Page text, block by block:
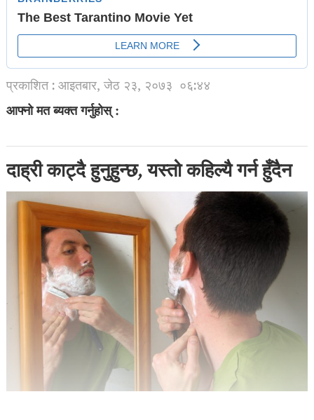
प्रकाशित : आइतबार, जेठ २३, २०७३ ०६:४४
आफ्नो मत ब्यक्त गर्नुहोस् :
दाह्री काट्दै हुनुहुन्छ, यस्तो कहिल्यै गर्न हुँदैन